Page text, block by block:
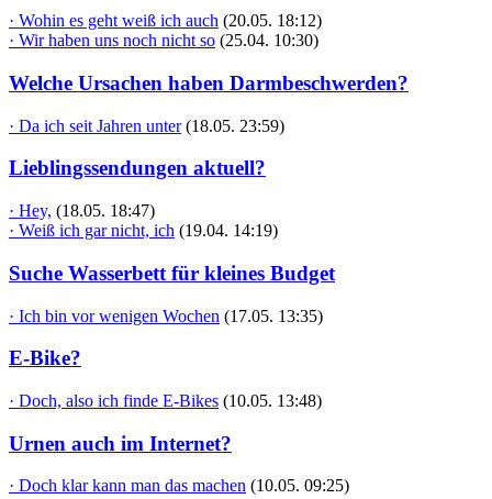
· Wohin es geht weiß ich auch (20.05. 18:12)
· Wir haben uns noch nicht so (25.04. 10:30)
Welche Ursachen haben Darmbeschwerden?
· Da ich seit Jahren unter (18.05. 23:59)
Lieblingssendungen aktuell?
· Hey, (18.05. 18:47)
· Weiß ich gar nicht, ich (19.04. 14:19)
Suche Wasserbett für kleines Budget
· Ich bin vor wenigen Wochen (17.05. 13:35)
E-Bike?
· Doch, also ich finde E-Bikes (10.05. 13:48)
Urnen auch im Internet?
· Doch klar kann man das machen (10.05. 09:25)